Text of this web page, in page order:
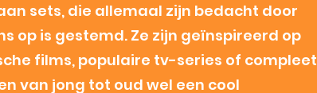
sets, die allemaal zijn bedacht door
op is gestemd. Ze zijn geïnspireerd op
films, populaire tv-series of compleet
van jong tot oud wel een cool